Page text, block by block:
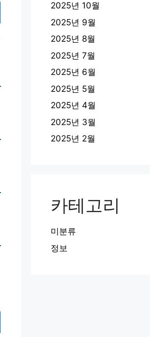
2025년 10월
2025년 9월
2025년 8월
2025년 7월
2025년 6월
2025년 5월
2025년 4월
2025년 3월
2025년 2월
카테고리
미분류
정보